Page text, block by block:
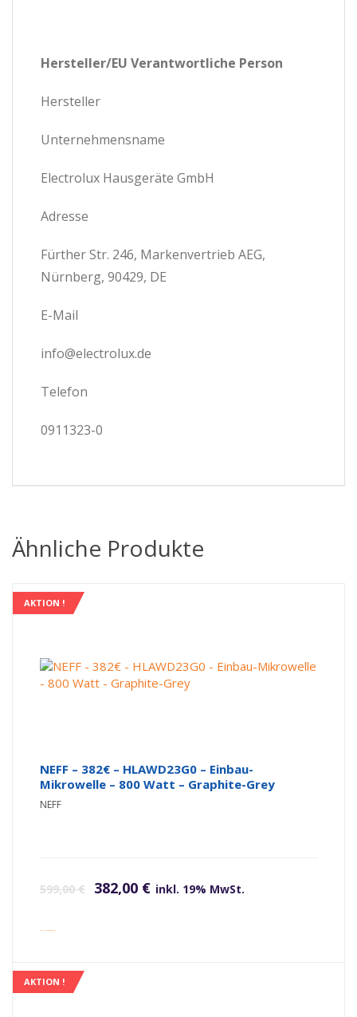
Hersteller/EU Verantwortliche Person
Hersteller
Unternehmensname
Electrolux Hausgeräte GmbH
Adresse
Fürther Str. 246, Markenvertrieb AEG,
Nürnberg, 90429, DE
E-Mail
info@electrolux.de
Telefon
0911323-0
Ähnliche Produkte
AKTION !
NEFF – 382€ – HLAWD23G0 – Einbau-
Mikrowelle – 800 Watt – Graphite-Grey
NEFF
599,00€ 382,00 € inkl. 19% MwSt.
AKTION !